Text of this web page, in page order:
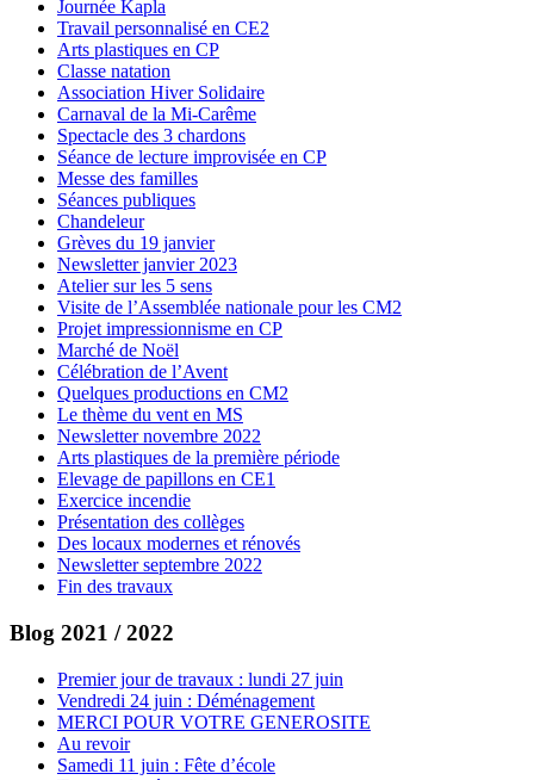
Journée Kapla
Travail personnalisé en CE2
Arts plastiques en CP
Classe natation
Association Hiver Solidaire
Carnaval de la Mi-Carême
Spectacle des 3 chardons
Séance de lecture improvisée en CP
Messe des familles
Séances publiques
Chandeleur
Grèves du 19 janvier
Newsletter janvier 2023
Atelier sur les 5 sens
Visite de l’Assemblée nationale pour les CM2
Projet impressionnisme en CP
Marché de Noël
Célébration de l’Avent
Quelques productions en CM2
Le thème du vent en MS
Newsletter novembre 2022
Arts plastiques de la première période
Elevage de papillons en CE1
Exercice incendie
Présentation des collèges
Des locaux modernes et rénovés
Newsletter septembre 2022
Fin des travaux
Blog 2021 / 2022
Premier jour de travaux : lundi 27 juin
Vendredi 24 juin : Déménagement
MERCI POUR VOTRE GENEROSITE
Au revoir
Samedi 11 juin : Fête d’école